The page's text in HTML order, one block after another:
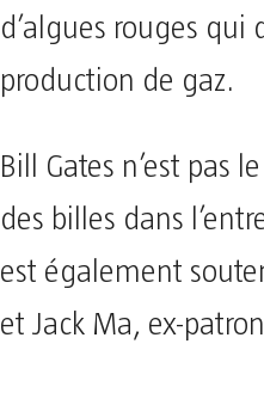
d’algues rouges
production de gaz.
Bill Gates n’est pas
des billes dans
est également
et Jack Ma, ex-